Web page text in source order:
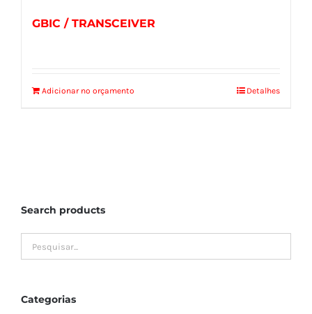
GBIC / TRANSCEIVER
Adicionar no orçamento Detalhes
Search products
Categorias